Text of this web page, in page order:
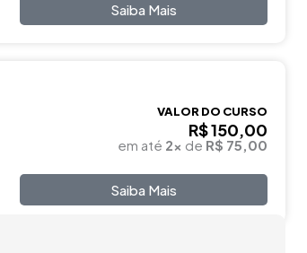
Saiba Mais
VALOR DO CURSO
R$ 150,00
em até 2x de R$ 75,00
Saiba Mais